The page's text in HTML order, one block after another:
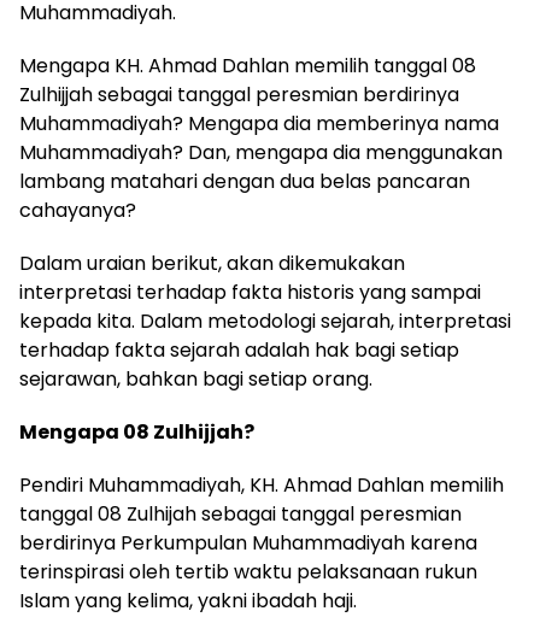
Muhammadiyah.
Mengapa KH. Ahmad Dahlan memilih tanggal 08
Zulhijjah sebagai tanggal peresmian berdirinya
Muhammadiyah? Mengapa dia memberinya nama
Muhammadiyah? Dan, mengapa dia menggunakan
lambang matahari dengan dua belas pancaran
cahayanya?
Dalam uraian berikut, akan dikemukakan
interpretasi terhadap fakta historis yang sampai
kepada kita. Dalam metodologi sejarah, interpretasi
terhadap fakta sejarah adalah hak bagi setiap
sejarawan, bahkan bagi setiap orang.
Mengapa 08 Zulhijjah?
Pendiri Muhammadiyah, KH. Ahmad Dahlan memilih
tanggal 08 Zulhijah sebagai tanggal peresmian
berdirinya Perkumpulan Muhammadiyah karena
terinspirasi oleh tertib waktu pelaksanaan rukun
Islam yang kelima, yakni ibadah haji.